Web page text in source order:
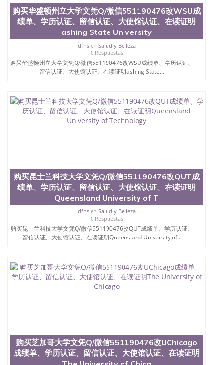
外文凭质量QQ微信551190476国外本科毕业证怎么办
理QQ微信551190476国外大学文凭真制作QQ微信
551190476办国外文凭可找工作QQ微信551190476国
外大学有毕业证QQ微信551190476办理国外毕业证价
格QQ微信551190476国外编号查询QQ微信551190476
办理国外文凭要交定金吗QQ微信551190476办国外可
查文凭QQ微信551190476网上购买真文凭可信吗QQ
微信551190476学士学位证书查询机构QQ微信
QQ微信551190476 圣何塞州立大学（San Jose State
University, 又译为“圣荷西州立大学”）成立于1857
年，简称SJSU，是加州历史悠久的大学之一，也是美
西地区的公立大学之一。位于圣何塞市San Jose中
合性大学，每年有来自世界各地的成百上千的海外学
生前往求学。 至今，这是一所在世界上享有学术地
位、声誉、实习机会和影响力的高等教育机构，并获
誉为美国本科教育质量的核心代表。其计算机系与会
计系更是在当今美国大学教学排名中表现优异。其毕
业生大多可以在其所处地域的世界硅谷中心得到工作
机会。许多硅谷公司甚至在学生大三和大四的学期提
供许多相应科系的实习机会。无论是加州大学系统
学座落于硅谷(Silicon Valley), 于附近的旧金山-圣何塞
地区为全美的重要科技中心。约有学生三万人，超过
134种学士学科和65个硕士学科，并有来自世界60余
国的学生来此就读。其有名的科系如计算机科学，电
定金下单； 3、公司确认到账转制作点做电子图；
4、电子图做好发给客户确认； 5、电子图确认好转成
品部做成品； 6、成品做好拍照或者视频确认再付余
购买华盛顿州立大学文凭Q/微信551190476改WSU成
绩单、学历认证、留信认证、大使馆认证、在读证明
ashing State University
dfnsen Salud y Belleza
0 Respuestas
购买华盛顿州立大学文凭Q/微信551190476改WSU成绩单、学历认证、
留信认证、大使馆认证、在读证明ashing State...
购买昆士兰科技大学文凭Q/微信551190476改QUT成
绩单、学历认证、留信认证、大使馆认证、在读证明
Queensland University of T
dfnsen Salud y Belleza
0 Respuestas
购买昆士兰科技大学文凭Q/微信551190476改QUT成绩单、学历认证、
留信认证、大使馆认证、在读证明Queensland University of...
购买芝加哥大学文凭Q/微信551190476改UChicago
成绩单、学历认证、留信认证、大使馆认证、在读证明